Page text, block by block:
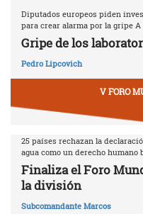
Diputados europeos piden
para crear alarma por la gripe A
Gripe de los
Pedro Lipcovich
V FORO
25 países rechazan la
agua como un derecho humano
Finaliza el Foro
la división
Subcomandante Marcos